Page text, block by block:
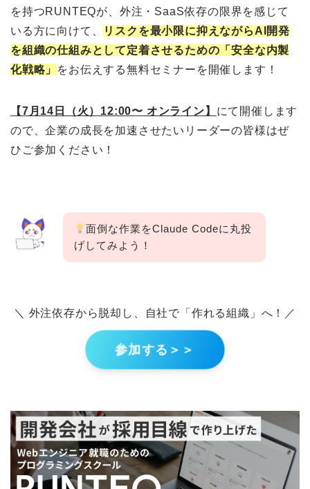
を持つRUNTEQが、外注・SaaS依存の限界を感じて
いる方に向けて、
リスクを最小限に抑えながらAI開発
を組織の仕組みとして定着させるための「安全な内製
化戦略」
をお伝えする無料セミナーを開催します！
【7月14日（火）12:00〜 オンライン】 にて開催します
ので、企業の成長を加速させたいリーダーの皆様はぜ
ひご参加ください！
面倒な作業をClaude Codeに丸投
げしてみよう！
＼ 外注依存から脱却し、自社で「作れる組織」へ！／
参加する＞＞